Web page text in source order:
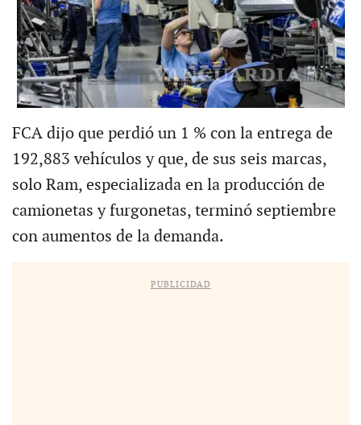
FCA dijo que perdió un 1 % con la entrega de
192,883 vehículos y que, de sus seis marcas,
solo Ram, especializada en la producción de
camionetas y furgonetas, terminó septiembre
con aumentos de la demanda.
PUBLICIDAD